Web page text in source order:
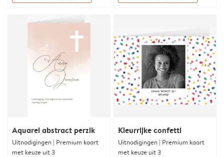
Aquarel abstract perzik
Uitnodigingen | Premium kaart
met keuze uit 3
Kleurrijke confetti
Uitnodigingen | Premium kaart
met keuze uit 3